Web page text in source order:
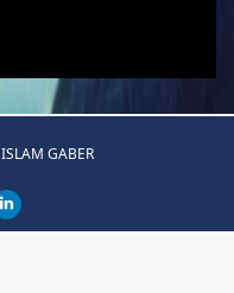
ISLAM GABER